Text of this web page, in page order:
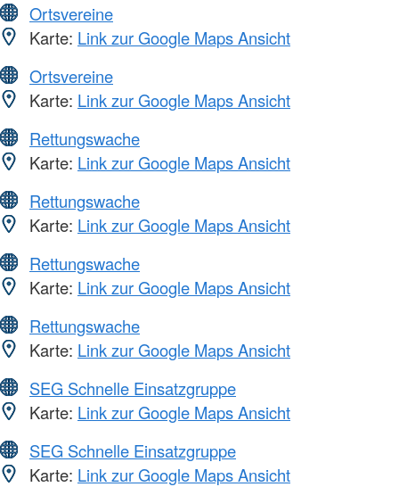
Ortsvereine
Karte: Link zur Google Maps Ansicht
Ortsvereine
Karte: Link zur Google Maps Ansicht
Rettungswache
Karte: Link zur Google Maps Ansicht
Rettungswache
Karte: Link zur Google Maps Ansicht
Rettungswache
Karte: Link zur Google Maps Ansicht
Rettungswache
Karte: Link zur Google Maps Ansicht
SEG Schnelle Einsatzgruppe
Karte: Link zur Google Maps Ansicht
SEG Schnelle Einsatzgruppe
Karte: Link zur Google Maps Ansicht